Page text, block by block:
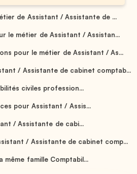
de Assistant / Assistante de ...
le métier de Assistant / Assistan...
pour le métier de Assistant / As...
/ Assistante de cabinet comptab...
civiles profession...
pour Assistant / Assis...
/ Assistante de cabi...
/ Assistante de cabinet comp...
même famille Comptabil...